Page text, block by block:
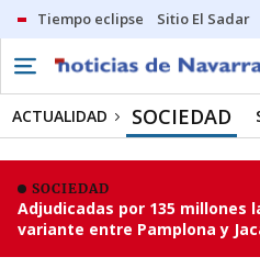
Tiempo eclipse Sitio El Sadar
ACTUALIDAD SOCIEDAD
SOCIEDAD
Adjudicadas por 135 millones
variante entre Pamplona y